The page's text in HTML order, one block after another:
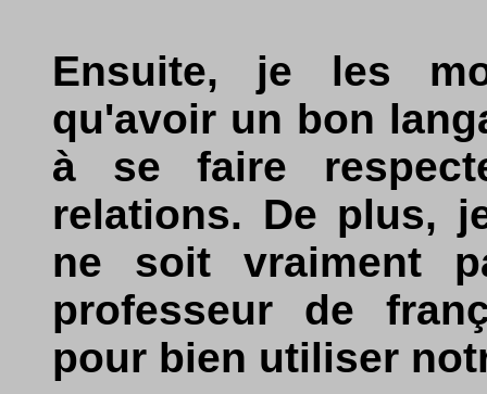
Ensuite, je les
qu'avoir un bon
à se faire
relations. De plus,
ne soit vraiment
professeur de
pour bien utiliser